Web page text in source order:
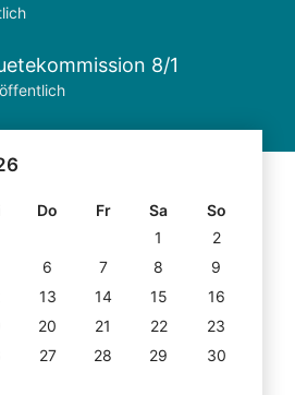
8/1
Do Fr Sa
So
1
2
6 7 8
9
13 14 15
16
20 21 22
23
27 28 29
30